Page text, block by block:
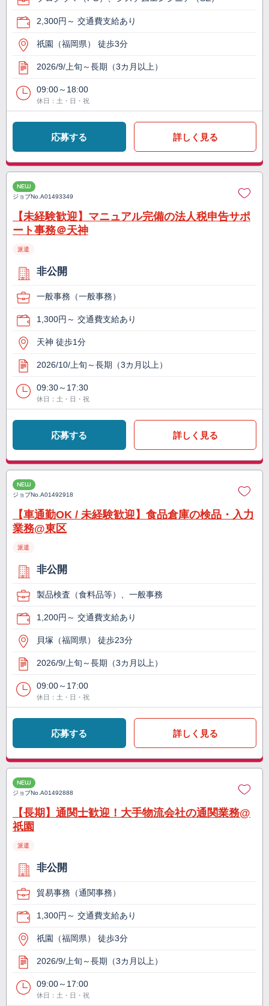
2,300円～ 交通費支給あり
祇園（福岡県） 徒歩3分
2026/9/上旬～長期（3カ月以上）
09:00～18:00
休日：土・日・祝
応募する 詳しく見る
NEW
ジョブNo.A01493349
【未経験歓迎】マニュアル完備の法人税申告サポ
ート事務＠天神
派遣
非公開
一般事務（一般事務）
1,300円～ 交通費支給あり
天神 徒歩1分
2026/10/上旬～長期（3カ月以上）
09:30～17:30
休日：土・日・祝
応募する 詳しく見る
NEW
ジョブNo.A01492918
【車通勤OK / 未経験歓迎】食品倉庫の検品・入力
業務@東区
派遣
非公開
製品検査（食料品等）、一般事務
1,200円～ 交通費支給あり
貝塚（福岡県） 徒歩23分
2026/9/上旬～長期（3カ月以上）
09:00～17:00
休日：土・日・祝
応募する 詳しく見る
NEW
ジョブNo.A01492888
【長期】通関士歓迎！大手物流会社の通関業務@
祇園
派遣
非公開
貿易事務（通関事務）
1,300円～ 交通費支給あり
祇園（福岡県） 徒歩3分
2026/9/上旬～長期（3カ月以上）
09:00～17:00
休日：土・日・祝